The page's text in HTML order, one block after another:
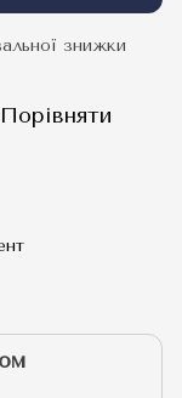
знижки
Порівняти